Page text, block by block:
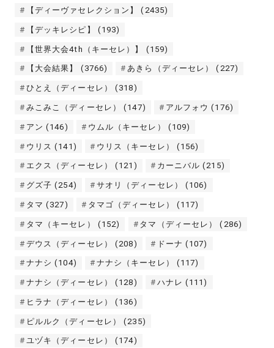
【ディーヴァセレクション】 (2435)
【デッキレシピ】 (193)
【世界大会4th（キーセレ）】 (159)
【大会結果】 (3766) あきら（ディーセレ） (227)
ひとえ（ディーセレ） (318)
みこみこ（ディーセレ） (147) アルフォウ (176)
アン (146) ウムル（キーセレ） (109)
ウリス (141) ウリス（キーセレ） (156)
エクス（ディーセレ） (121) カーニバル (215)
グズ子 (254) サオリ（ディーセレ） (106)
タマ (327) タマゴ（ディーセレ） (117)
タマ（キーセレ） (152) タマ（ディーセレ） (286)
デウス（ディーセレ） (208) ドーナ (107)
ナナシ (104) ナナシ（キーセレ） (117)
ナナシ（ディーセレ） (128) ハナレ (111)
ヒラナ（ディーセレ） (136)
ピルルク（ディーセレ） (235)
ユヅキ（ディーセレ） (174)